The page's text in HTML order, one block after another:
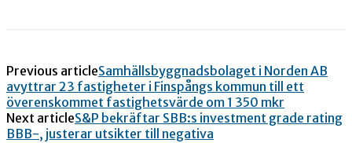
Previous articleSamhällsbyggnadsbolaget i Norden AB
avyttrar 23 fastigheter i Finspångs kommun till ett
överenskommet fastighetsvärde om 1 350 mkr
Next articleS&P bekräftar SBB:s investment grade rating
BBB-, justerar utsikter till negativa